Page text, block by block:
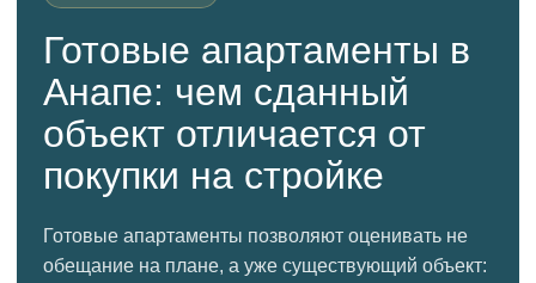
Готовые апартаменты в
Анапе: чем сданный
объект отличается от
покупки на стройке
Готовые апартаменты позволяют оценивать не
обещание на плане, а уже существующий объект: